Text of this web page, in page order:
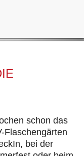
schon das
Flaschengärten
bei der